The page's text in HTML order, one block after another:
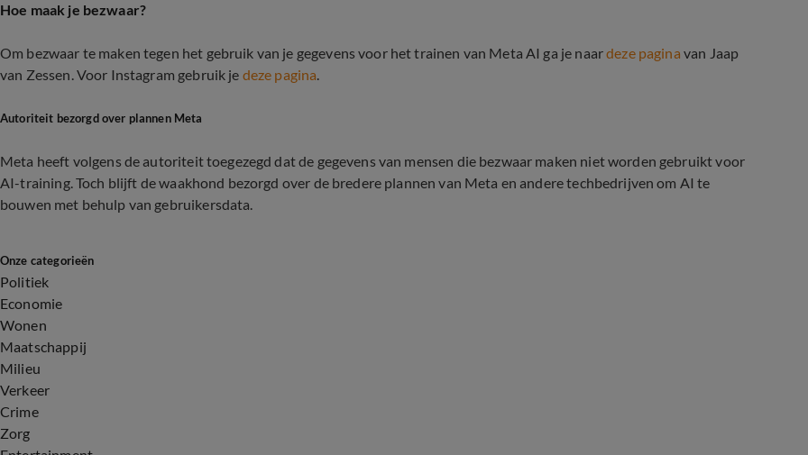
Hoe maak je bezwaar?
Om bezwaar te maken tegen het gebruik van je gegevens voor het trainen van Meta AI ga je naardeze pagina van Jaap
van Zessen. Voor Instagram gebruik je deze pagina.
Autoriteit bezorgd over plannen Meta
Meta heeft volgens de autoriteit toegezegd dat de gegevens van mensen die bezwaar maken niet worden gebruikt voor
AI-training. Toch blijft de waakhond bezorgd over de bredere plannen van Meta en andere techbedrijven om AI te
bouwen met behulp van gebruikersdata.
Onze categorieën
Politiek
Economie
Wonen
Maatschappij
Milieu
Verkeer
Crime
Zorg